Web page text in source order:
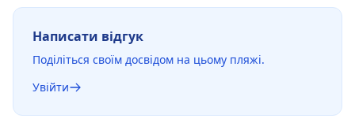
Написати відгук
Поділіться своїм досвідом на цьому пляжі.
Увійти